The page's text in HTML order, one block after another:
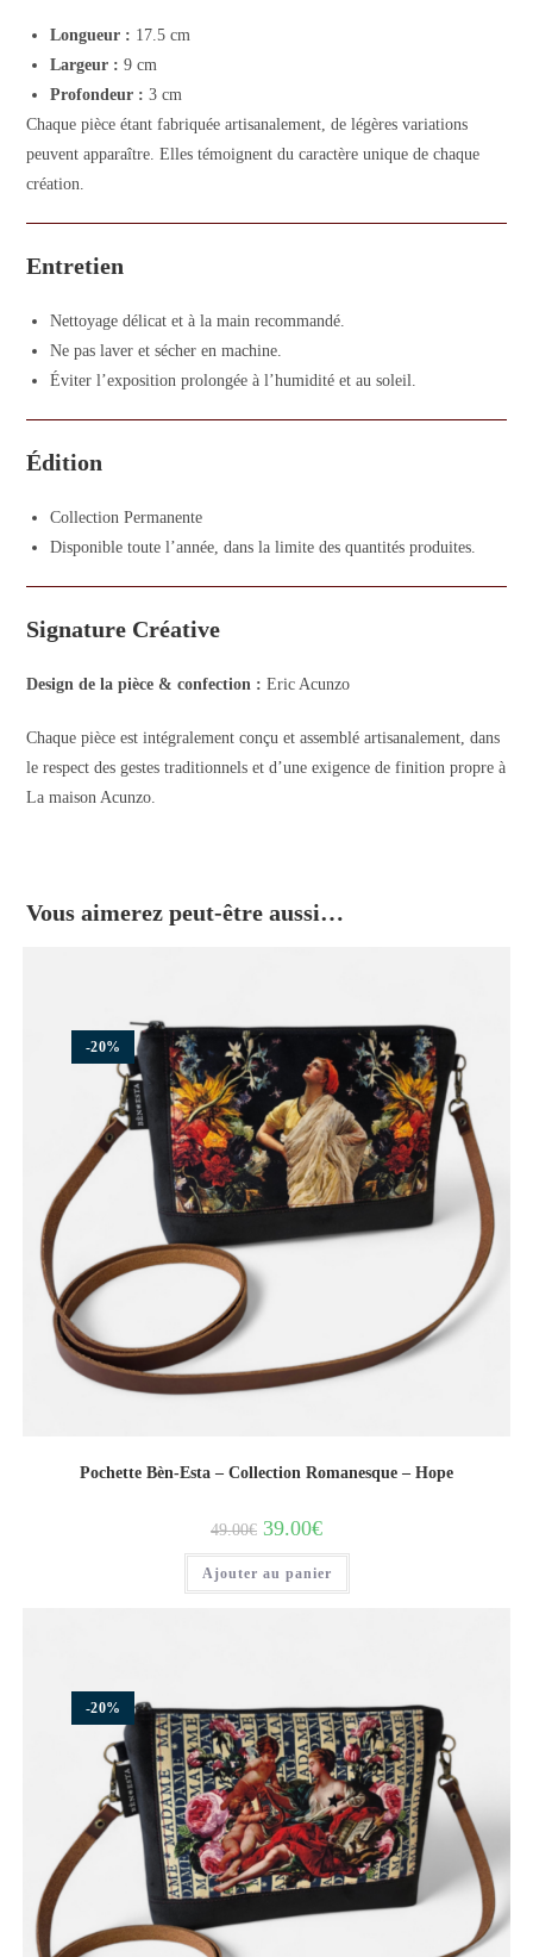
Longueur : 17.5 cm
Largeur : 9 cm
Profondeur : 3 cm
Chaque pièce étant fabriquée artisanalement, de légères variations
peuvent apparaître. Elles témoignent du caractère unique de chaque
création.
Entretien
Nettoyage délicat et à la main recommandé.
Ne pas laver et sécher en machine.
Éviter l’exposition prolongée à l’humidité et au soleil.
Édition
Collection Permanente
Disponible toute l’année, dans la limite des quantités produites.
Signature Créative
Design de la pièce & confection : Eric Acunzo
Chaque pièce est intégralement conçu et assemblé artisanalement, dans
le respect des gestes traditionnels et d’une exigence de finition propre à
La maison Acunzo.
Vous aimerez peut-être aussi…
-20%
Pochette Bèn-Esta – Collection Romanesque – Hope
49.00€ 39.00€
Ajouter au panier
-20%